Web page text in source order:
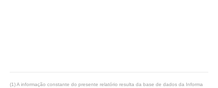
(1) A informação constante do presente relatório resulta da base de dados da Informa